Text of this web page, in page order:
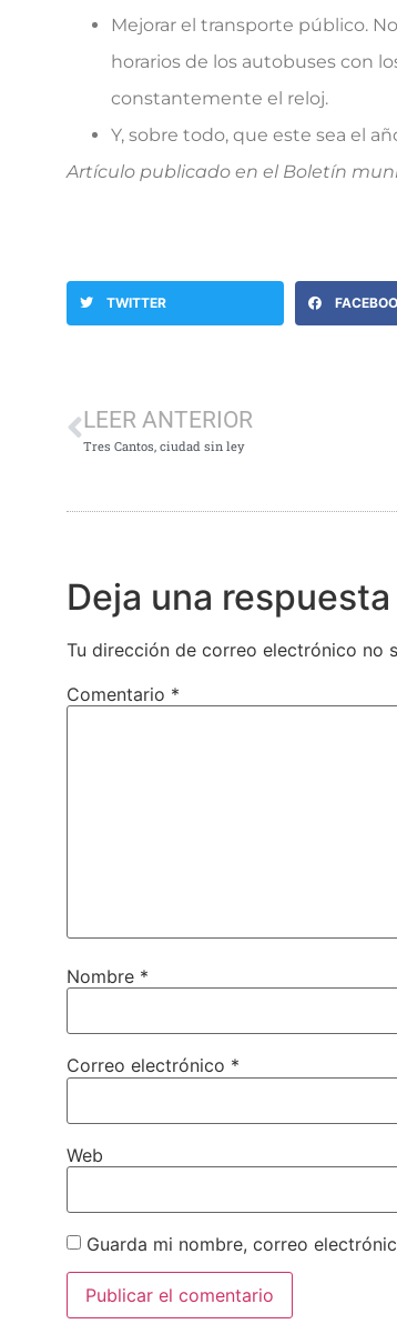
Mejorar el transporte público.
horarios de los autobuses con
constantemente el reloj.
Y, sobre todo, que este sea el
Artículo publicado en el Boletín
TWITTER
LEER ANTERIOR
Tres Cantos, ciudad sin ley
Deja una respuesta
Tu dirección de correo electrónico no
Comentario *
Nombre *
Correo electrónico *
Web
Guarda mi nombre, correo